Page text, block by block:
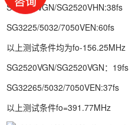
SG2520VGN/SG2520VHN:38fs
SG3225/5032/7050VEN:60fs
以上测试条件均为fo-156.25MHz
SG2520VGN/SG2520VGN：19fs
SG32265/5032/7050VEN:37fs
以上测试条件fo=391.77MHz